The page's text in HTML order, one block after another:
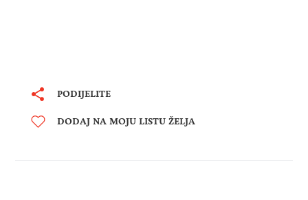
PODIJELITE
DODAJ NA MOJU LISTU ŽELJA